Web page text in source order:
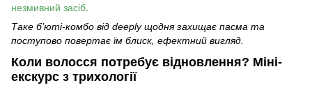
незмивний засіб
Таке б’юті-комбо від deeply щодня захищає пасма та
поступово повертає їм блиск, ефектний вигляд.
Коли волосся потребує відновлення? Міні-
екскурс з трихології